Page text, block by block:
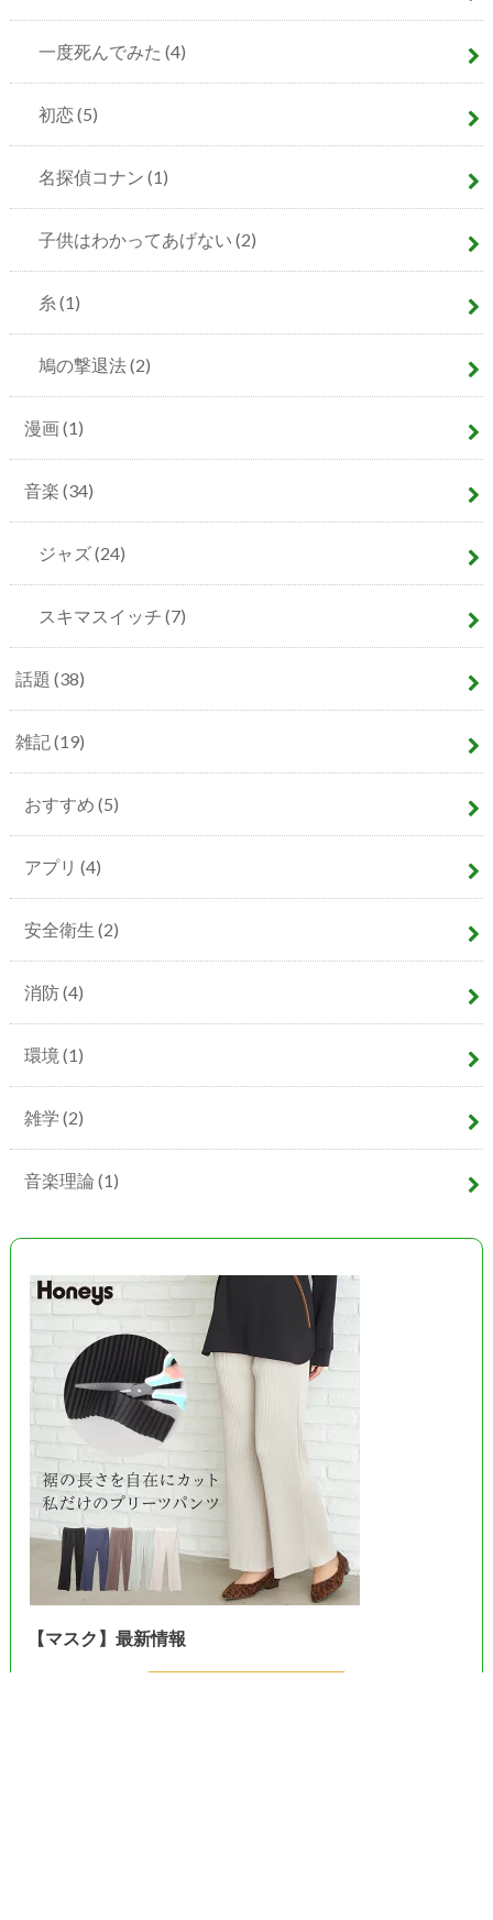
一度死んでみた (4)
初恋(5)
名探偵コナン (1)
子供はわかってあげない (2)
糸 (1)
鳩の撃退法(2)
漫画(1)
音楽 (34)
ジャズ(24)
スキマスイッチ (7)
話題 (38)
雑記(19)
おすすめ (5)
アプリ (4)
安全衛生 (2)
消防(4)
環境 (1)
雑学 (2)
音楽理論 (1)
【マスク】最新情報